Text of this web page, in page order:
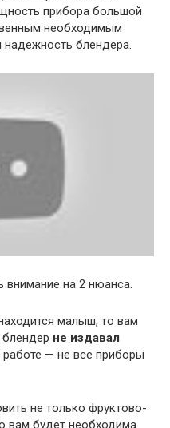
прибора большой
необходимым
надежность блендера.
на 2 нюанса.
малыш, то вам
не издавал
работе — не все приборы
не только фруктово-
вам будет необходима